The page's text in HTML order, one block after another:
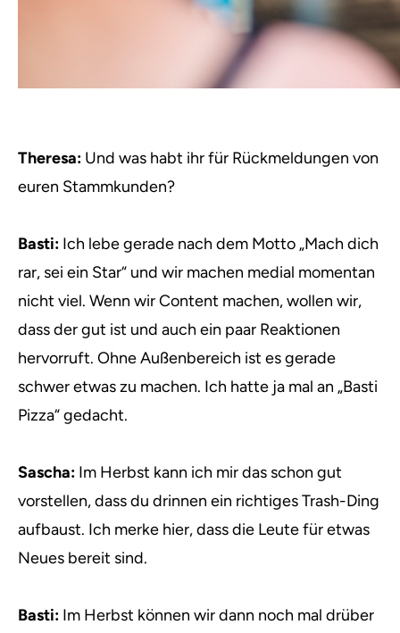
Theresa: Und was habt ihr für Rückmeldungen von
euren Stammkunden?
Basti: Ich lebe gerade nach dem Motto „Mach dich
rar, sei ein Star“ und wir machen medial momentan
nicht viel. Wenn wir Content machen, wollen wir,
dass der gut ist und auch ein paar Reaktionen
hervorruft. Ohne Außenbereich ist es gerade
schwer etwas zu machen. Ich hatte ja mal an „Basti
Pizza“ gedacht.
Sascha: Im Herbst kann ich mir das schon gut
vorstellen, dass du drinnen ein richtiges Trash-Ding
aufbaust. Ich merke hier, dass die Leute für etwas
Neues bereit sind.
Basti: Im Herbst können wir dann noch mal drüber